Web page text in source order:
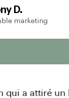
qui a